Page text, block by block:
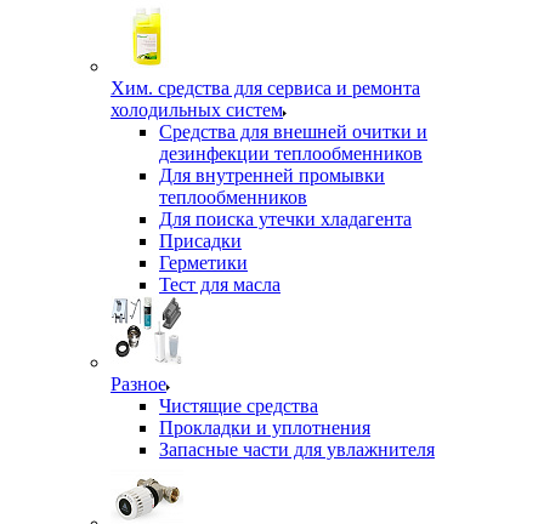
Хим. средства для сервиса и ремонта
холодильных систем
Средства для внешней очитки и
дезинфекции теплообменников
Для внутренней промывки
теплообменников
Для поиска утечки хладагента
Присадки
Герметики
Тест для масла
Разное
Чистящие средства
Прокладки и уплотнения
Запасные части для увлажнителя